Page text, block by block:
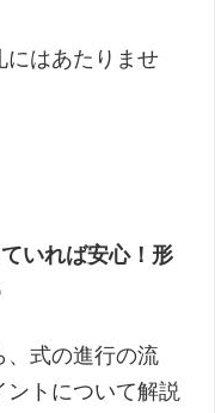
にはあたりませ
いれば安心！形
、式の進行の流
トについて解説